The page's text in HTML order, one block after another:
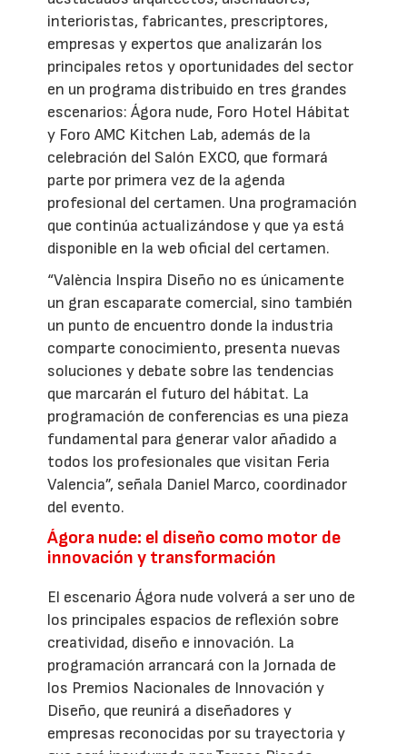
interioristas, fabricantes, prescriptores,
empresas y expertos que analizarán los
principales retos y oportunidades del sector
en un programa distribuido en tres grandes
escenarios: Ágora nude, Foro Hotel Hábitat
y Foro AMC Kitchen Lab, además de la
celebración del Salón EXCO, que formará
parte por primera vez de la agenda
profesional del certamen. Una programación
que continúa actualizándose y que ya está
disponible en la web oficial del certamen.
“València Inspira Diseño no es únicamente
un gran escaparate comercial, sino también
un punto de encuentro donde la industria
comparte conocimiento, presenta nuevas
soluciones y debate sobre las tendencias
que marcarán el futuro del hábitat. La
programación de conferencias es una pieza
fundamental para generar valor añadido a
todos los profesionales que visitan Feria
Valencia”, señala Daniel Marco, coordinador
del evento.
Ágora nude: el diseño como motor de
innovación y transformación
El escenario Ágora nude volverá a ser uno de
los principales espacios de reflexión sobre
creatividad, diseño e innovación. La
programación arrancará con la Jornada de
los Premios Nacionales de Innovación y
Diseño, que reunirá a diseñadores y
empresas reconocidas por su trayectoria y